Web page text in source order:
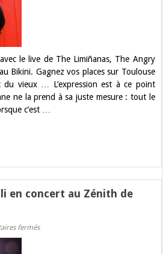
Bikini
!
le live de The Limiñanas, The Angry
Bikini. Gagnez vos places sur Toulouse
vieux … L’expression est à ce point
ne la prend à sa juste mesure : tout le
c’est …
en concert au Zénith de
ferméssur